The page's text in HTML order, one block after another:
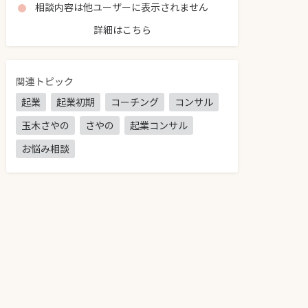
相談内容は他ユーザーに表示されません
詳細はこちら
関連トピック
起業
起業初期 コーチング
コンサル
玉木さやの
さやの
起業コンサル
お悩み相談